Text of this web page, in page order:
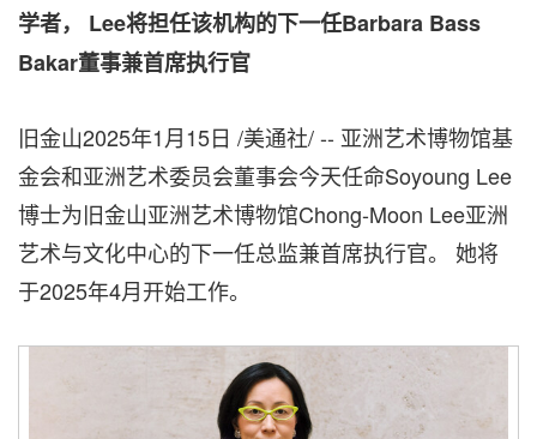
学者， Lee将担任该机构的下一任Barbara Bass
Bakar董事兼首席执行官
旧金山2025年1月15日 /美通社/ -- 亚洲艺术博物馆基
金会和亚洲艺术委员会董事会今天任命Soyoung Lee
博士为旧金山亚洲艺术博物馆Chong-Moon Lee亚洲
艺术与文化中心的下一任总监兼首席执行官。 她将
于2025年4月开始工作。